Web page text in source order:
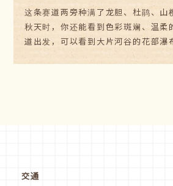
这条赛道两旁种满了龙胆、杜鹃、山
秋天时，你还能看到色彩斑斓、温柔
道出发，可以看到大片河谷的花部瀑
交通